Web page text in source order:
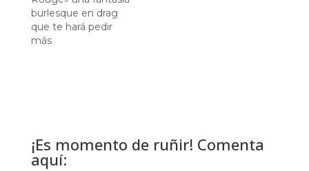
burlesque en drag
que te hará pedir
más
¡Es momento de ruñir! Comenta
aquí: